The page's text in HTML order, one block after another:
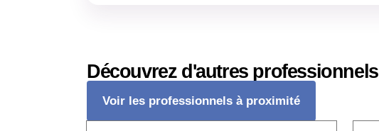
Découvrez d'autres professionnels
Voir les professionnels à proximité